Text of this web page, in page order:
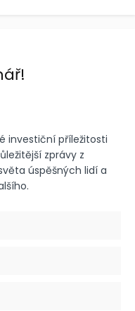
investiční příležitosti
zprávy z
úspěšných lidí a